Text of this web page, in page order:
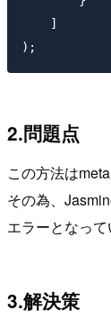
    ]
2.問題点
この方法は
その為、
エラーとなっ
3.解決策